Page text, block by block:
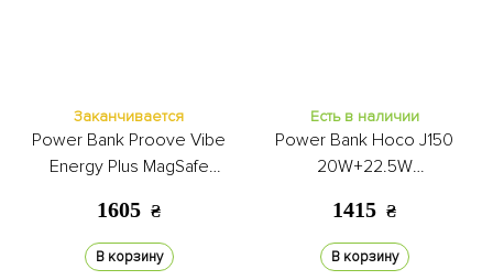
Заканчивается
Power Bank Proove Vibe
Energy Plus MagSafe
1605 ₴
В корзину
Есть в наличии
Power Bank Hoco J150
20W+22.5W
Lamp black
1415 ₴
В корзину